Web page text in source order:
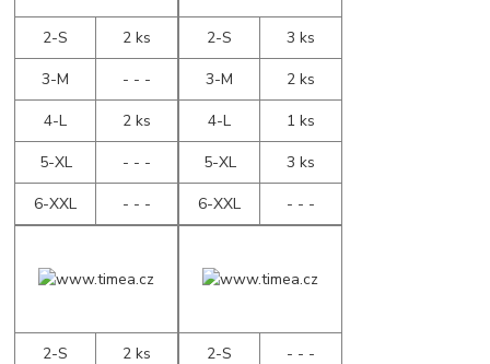
2-S
2 ks
3-M
- - -
4-L
2 ks
5-XL
- - -
6-XXL
- - -
2-S
3 ks
3-M
2 ks
4-L
1 ks
5-XL
3 ks
6-XXL
- - -
2-S
2 ks
2-S
- - -